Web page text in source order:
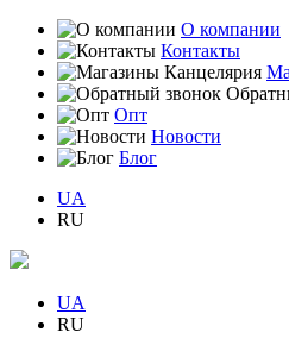
О компании
Контакты
Опт
Новости
Блог
UA
RU
UA
RU